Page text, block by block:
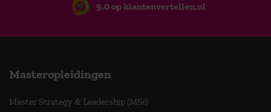
9,0 op klantenvertellen.nl
Masteropleidingen
Master Strategy & Leadership (MSc)